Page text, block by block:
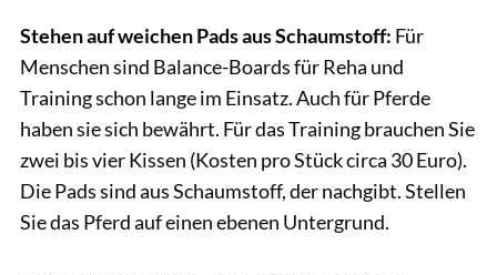
Stehen auf weichen Pads aus Schaumstoff: Für
Menschen sind Balance-Boards für Reha und
Training schon lange im Einsatz. Auch für Pferde
haben sie sich bewährt. Für das Training brauchen Sie
zwei bis vier Kissen (Kosten pro Stück circa 30 Euro).
Die Pads sind aus Schaumstoff, der nachgibt. Stellen
Sie das Pferd auf einen ebenen Untergrund.